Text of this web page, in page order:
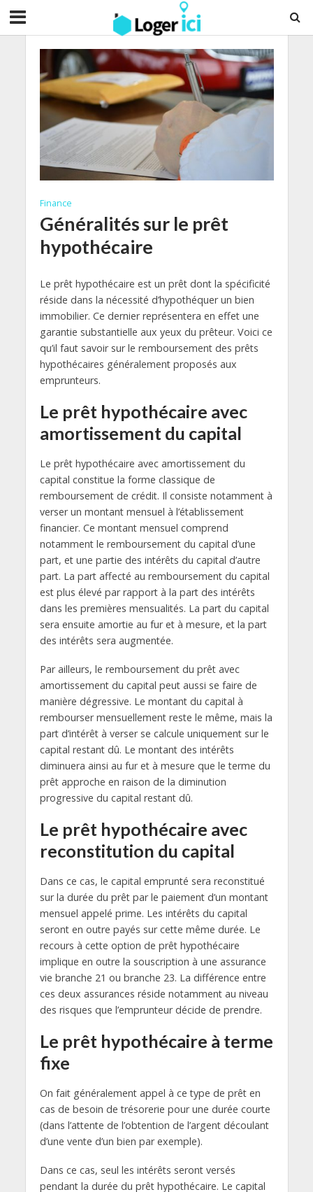
Finance
Généralités sur le prêt
hypothécaire
Le prêt hypothécaire est un prêt dont la spécificité
réside dans la nécessité d’hypothéquer un bien
immobilier. Ce dernier représentera en effet une
garantie substantielle aux yeux du prêteur. Voici ce
qu’il faut savoir sur le remboursement des prêts
hypothécaires généralement proposés aux
emprunteurs.
Le prêt hypothécaire avec
amortissement du capital
Le prêt hypothécaire avec amortissement du
capital constitue la forme classique de
remboursement de crédit. Il consiste notamment à
verser un montant mensuel à l’établissement
financier. Ce montant mensuel comprend
notamment le remboursement du capital d’une
part, et une partie des intérêts du capital d’autre
part. La part affecté au remboursement du capital
est plus élevé par rapport à la part des intérêts
dans les premières mensualités. La part du capital
sera ensuite amortie au fur et à mesure, et la part
des intérêts sera augmentée.
Par ailleurs, le remboursement du prêt avec
amortissement du capital peut aussi se faire de
manière dégressive. Le montant du capital à
rembourser mensuellement reste le même, mais la
part d’intérêt à verser se calcule uniquement sur le
capital restant dû. Le montant des intérêts
diminuera ainsi au fur et à mesure que le terme du
prêt approche en raison de la diminution
progressive du capital restant dû.
Le prêt hypothécaire avec
reconstitution du capital
Dans ce cas, le capital emprunté sera reconstitué
sur la durée du prêt par le paiement d’un montant
mensuel appelé prime. Les intérêts du capital
seront en outre payés sur cette même durée. Le
recours à cette option de prêt hypothécaire
implique en outre la souscription à une assurance
vie branche 21 ou branche 23. La différence entre
ces deux assurances réside notamment au niveau
des risques que l’emprunteur décide de prendre.
Le prêt hypothécaire à terme
fixe
On fait généralement appel à ce type de prêt en
cas de besoin de trésorerie pour une durée courte
(dans l’attente de l’obtention de l’argent découlant
d’une vente d’un bien par exemple).
Dans ce cas, seul les intérêts seront versés
pendant la durée du prêt hypothécaire. Le capital